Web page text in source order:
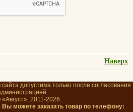
Наверх
допустима только после согласования
2011-2026
можете заказать товар по телефону: